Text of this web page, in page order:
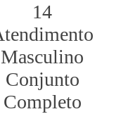
14
Masculino
Conjunto
Completo